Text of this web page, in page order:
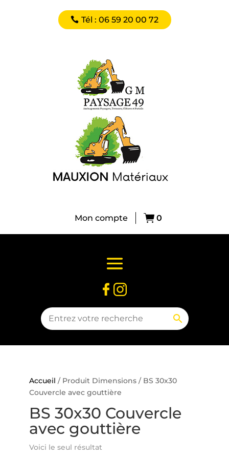
Tél : 06 59 20 00 72
Mon compte 0
Accueil / Produit Dimensions / BS 30x30
Couvercle avec gouttière
BS 30x30 Couvercle
avec gouttière
Voici le seul résultat